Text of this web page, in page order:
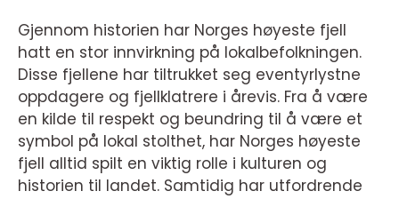
Gjennom historien har Norges høyeste fjell
hatt en stor innvirkning på lokalbefolkningen.
Disse fjellene har tiltrukket seg eventyrlystne
oppdagere og fjellklatrere i årevis. Fra å være
en kilde til respekt og beundring til å være et
symbol på lokal stolthet, har Norges høyeste
fjell alltid spilt en viktig rolle i kulturen og
historien til landet. Samtidig har utfordrende